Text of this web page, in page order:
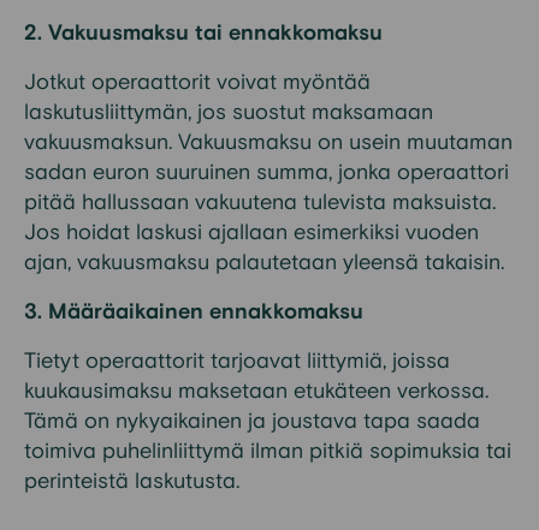
2. Vakuusmaksu tai ennakkomaksu
Jotkut operaattorit voivat myöntää
laskutusliittymän, jos suostut maksamaan
vakuusmaksun. Vakuusmaksu on usein muutaman
sadan euron suuruinen summa, jonka operaattori
pitää hallussaan vakuutena tulevista maksuista.
Jos hoidat laskusi ajallaan esimerkiksi vuoden
ajan, vakuusmaksu palautetaan yleensä takaisin.
3. Määräaikainen ennakkomaksu
Tietyt operaattorit tarjoavat liittymiä, joissa
kuukausimaksu maksetaan etukäteen verkossa.
Tämä on nykyaikainen ja joustava tapa saada
toimiva puhelinliittymä ilman pitkiä sopimuksia tai
perinteistä laskutusta.